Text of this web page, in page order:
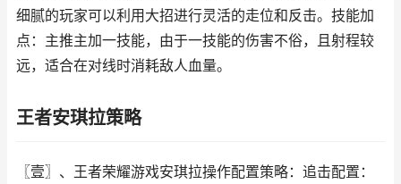
细腻的玩家可以利用大招进行灵活的走位和反击。技能加
点：主推主加一技能，由于一技能的伤害不俗，且射程较
远，适合在对线时消耗敌人血量。
王者安琪拉策略
〖壹〗、王者荣耀游戏安琪拉操作配置策略：追击配置：